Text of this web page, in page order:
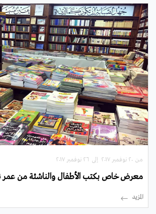
من ۲۰ نوفمبر ۲۰۱۷ إلى ۲٦ نوفمبر ۲۰۱۷
معرض خاص بكتب الأطفال والناشئة من عمر 4 وحتى 16 عاما
المزيد